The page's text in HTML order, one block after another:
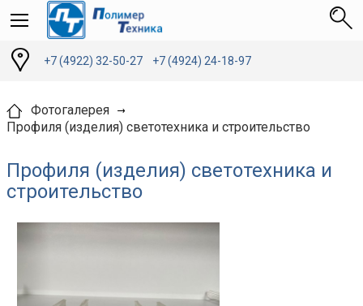
+7 (4922) 32-50-27 +7 (4924) 24-18-97
Фотогалерея
Профиля (изделия) светотехника и строительство
Профиля (изделия) светотехника и
строительство